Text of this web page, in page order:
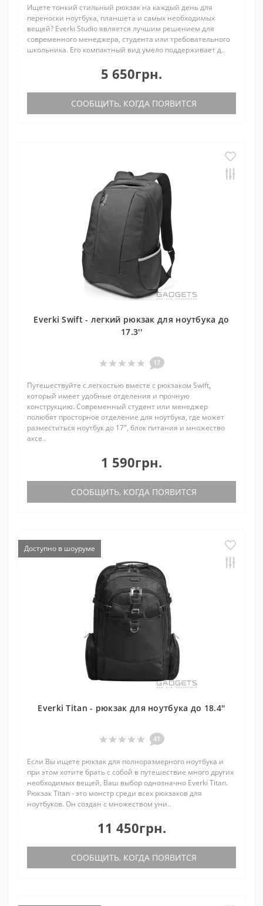
Ищете тонкий стильный рюкзак на каждый день для
переноски ноутбука, планшета и самых необходимых
вещей? Everki Studio является лучшим решением для
современного менеджера, студента или требовательного
школьника. Его компактный вид умело поддерживает д..
5 650грн.
СООБЩИТЬ, КОГДА ПОЯВИТСЯ
Everki Swift - легкий рюкзак для ноутбука до
17.3''
17
Путешествуйте с легкостью вместе с рюкзаком Swift,
который имеет удобные отделения и прочную
конструкцию. Современный студент или менеджер
полюбят просторное отделение для ноутбука, где может
разместиться ноутбук до 17", блок питания и множество
аксе..
1 590грн.
СООБЩИТЬ, КОГДА ПОЯВИТСЯ
Доступно в шоуруме
Everki Titan - рюкзак для ноутбука до 18.4''
41
Если Вы ищете рюкзак для полноразмерного ноутбука и
при этом хотите брать с собой в путешествие много других
необходимых вещей, Ваш выбор однозначно Everki Titan.
Рюкзак Titan - это монстр среди всех рюкзаков для
ноутбуков. Он создан с множеством уни..
11 450грн.
СООБЩИТЬ, КОГДА ПОЯВИТСЯ